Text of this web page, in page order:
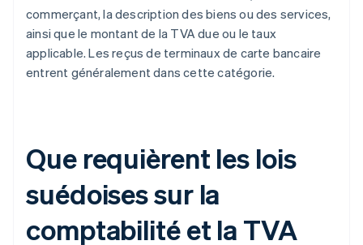
commerçant, la description des biens ou des services,
ainsi que le montant de la TVA due ou le taux
applicable. Les reçus de terminaux de carte bancaire
entrent généralement dans cette catégorie.
Que requièrent les lois
suédoises sur la
comptabilité et la TVA